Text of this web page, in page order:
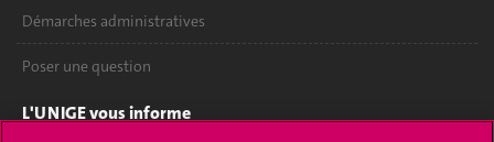
Démarches administratives
Poser une question
L'UNIGE vous informe